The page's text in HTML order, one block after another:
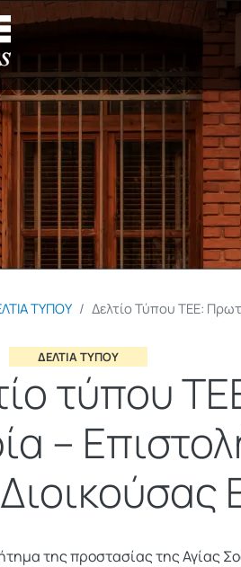
ΤΥΠΟΥ Δελτίο Τύπου ΤΕΕ:
ΔΕΛΤΙΑ ΤΥΠΟΥ
τύπου
–
της προστασίας της Αγίας